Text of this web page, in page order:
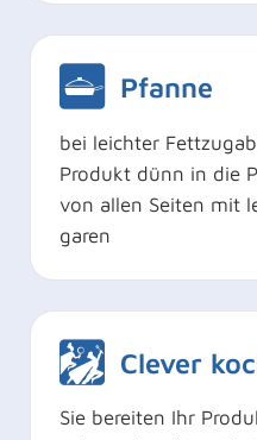
Pfanne
bei leichter
Produkt dünn in die
von allen Seiten mit
garen
Clever
Sie bereiten Ihr